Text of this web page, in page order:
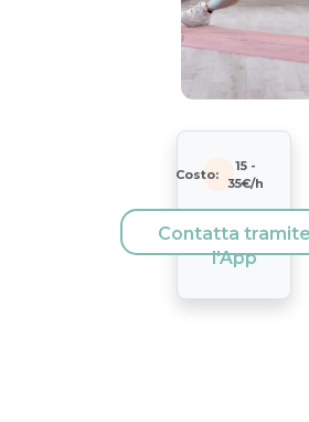
Costo:
15-
35€/h
Contatta
l'App